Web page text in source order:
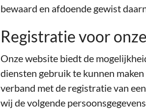
bewaard en afdoende gewist
Registratie voor
Onze website biedt de
diensten gebruik te kunnen
verband met de registratie van
wij de volgende